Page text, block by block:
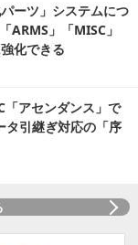
ーツ」システムにつ
ARMS」「MISC」
化できる
「アセンダンス」で
タ引継ぎ対応の「序